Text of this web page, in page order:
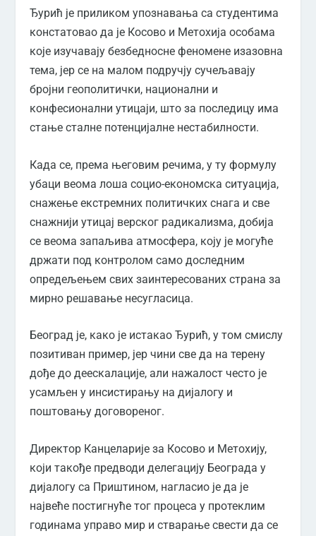
Ђурић је приликом упознавања са студентима
констатовао да је Косово и Метохија особама
које изучавају безбедносне феномене изазовна
тема, јер се на малом подручју сучељавају
бројни геополитички, национални и
конфесионални утицаји, што за последицу има
стање сталне потенцијалне нестабилности.
Када се, према његовим речима, у ту формулу
убаци веома лоша социо-економска ситуација,
снажење екстремних политичких снага и све
снажнији утицај верског радикализма, добија
се веома запаљива атмосфера, коју је могуће
држати под контролом само доследним
опредељењем свих заинтересованих страна за
мирно решавање несугласица.
Београд је, како је истакао Ђурић, у том смислу
позитиван пример, јер чини све да на терену
дође до деескалације, али нажалост често је
усамљен у инсистирању на дијалогу и
поштовању договореног.
Директор Канцеларије за Косово и Метохију,
који такође предводи делегацију Београда у
дијалогу са Приштином, нагласио је да је
највеће постигнуће тог процеса у протеклим
годинама управо мир и стварање свести да се